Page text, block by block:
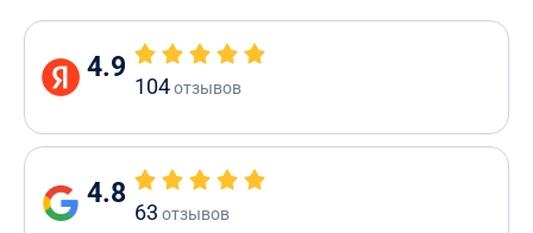
4.9
104отзывов
4.8
63 отзывов